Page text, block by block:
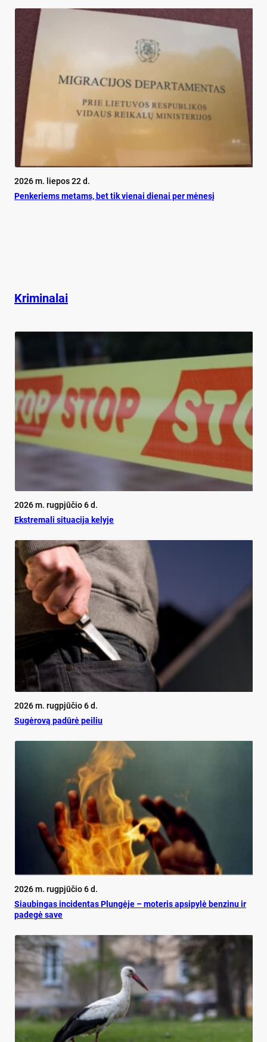
2026 m. liepos 22 d.
Pen­ke­riems me­tams, bet tik vie­nai die­nai per mė­ne­sį
Kriminalai
2026 m. rugpjūčio 6 d.
Ekst­re­ma­li si­tua­ci­ja ke­ly­je
2026 m. rugpjūčio 6 d.
Su­gė­ro­vą pa­dū­rė pei­liu
2026 m. rugpjūčio 6 d.
Siau­bin­gas in­ci­den­tas Plun­gė­je – mo­te­ris ap­si­py­lė ben­zi­nu ir
pa­de­gė sa­ve